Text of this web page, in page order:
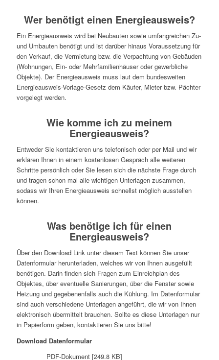
Wer benötigt einen Energieausweis?
Ein Energieausweis wird bei Neubauten sowie umfangreichen Zu-
und Umbauten benötigt und ist darüber hinaus Voraussetzung für
den Verkauf, die Vermietung bzw. die Verpachtung von Gebäuden
(Wohnungen, Ein- oder Mehrfamilienhäuser oder gewerbliche
Objekte). Der Energieausweis muss laut dem bundesweiten
Energieausweis-Vorlage-Gesetz dem Käufer, Mieter bzw. Pächter
vorgelegt werden.
Wie komme ich zu meinem
Energieausweis?
Entweder Sie kontaktieren uns telefonisch oder per Mail und wir
erklären Ihnen in einem kostenlosen Gespräch alle weiteren
Schritte persönlich oder Sie lesen sich die nächste Frage durch
und tragen schon mal alle wichtigen Unterlagen zusammen,
sodass wir Ihren Energieausweis schnellst möglich ausstellen
können.
Was benötige ich für einen
Energieausweis?
Über den Download Link unter diesem Text können Sie unser
Datenformular herunterladen, welches wir von Ihnen ausgefüllt
benötigen. Darin finden sich Fragen zum Einreichplan des
Objektes, über eventuelle Sanierungen, über die Fenster sowie
Heizung und gegebenenfalls auch die Kühlung. Im Datenformular
sind auch verschiedene Unterlagen angeführt, die wir von Ihnen
elektronisch übermittelt brauchen. Sollte es diese Unterlagen nur
in Papierform geben, kontaktieren Sie uns bitte!
Download Datenformular
PDF-Dokument [249.8 KB]